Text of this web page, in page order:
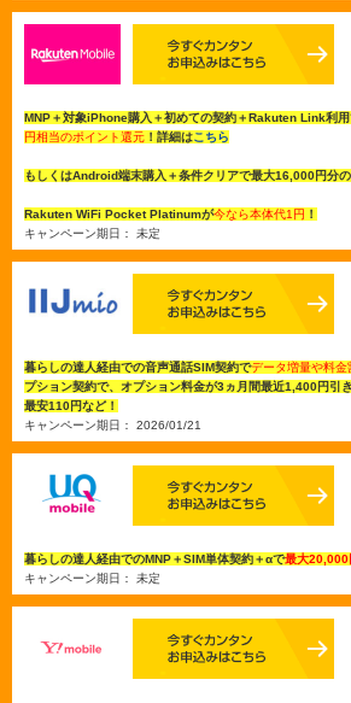
MNP＋対象iPhone購入＋初めての契約＋Rakuten Link利
円相当のポイント還元 ！詳細はこちら
もしくはAndroid端末購入＋条件クリアで最大16,000円分の
Rakuten WiFi Pocket Platinumが今なら本体代1円 ！
キャンペーン期日： 未定
暮らしの達人経由での音声通話SIM契約でデータ増量や料金
プション契約で、オプション料金が3ヵ月間最近1,400円引
最安110円など！
キャンペーン期日： 2026/01/21
暮らしの達人経由でのMNP＋SIM単体契約＋αで最大20,000
キャンペーン期日： 未定